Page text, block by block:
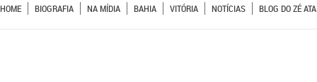
HOME BIOGRAFIA NA MÍDIA BAHIA VITÓRIA NOTÍCIAS BLOG DO ZÉ